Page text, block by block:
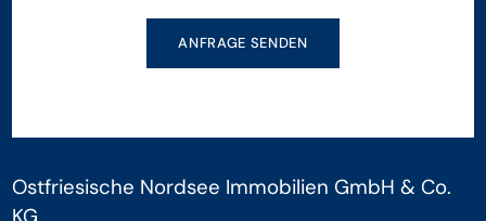
ANFRAGE SENDEN
Ostfriesische Nordsee Immobilien GmbH & Co.